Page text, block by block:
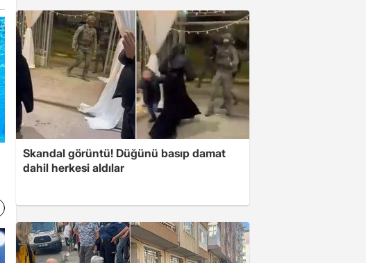
Skandal görüntü! Düğünü basıp damat
dahil herkesi aldılar